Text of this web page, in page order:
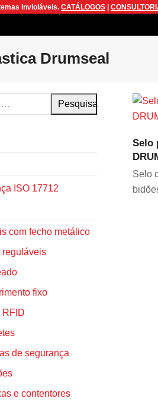
Invioláveis. CATÁLOGOS
Drumseal
Selo
Selo
Pesquisa
ISO 17712
com fecho metálico
reguláveis
fixo
RFID
de segurança
e contentores